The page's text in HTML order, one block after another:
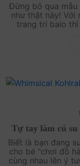
Đừng bỏ qua
như thật này! Với
trang trí balo
Tự tay làm củ su
Biết là bạn đang
cho bé "chơi đồ
cùng nhau lên ý